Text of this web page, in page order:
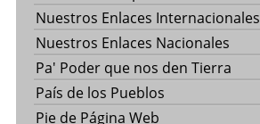
Nuestros Enlaces Internacionales
Nuestros Enlaces Nacionales
Pa' Poder que nos den Tierra
País de los Pueblos
Pie de Página Web